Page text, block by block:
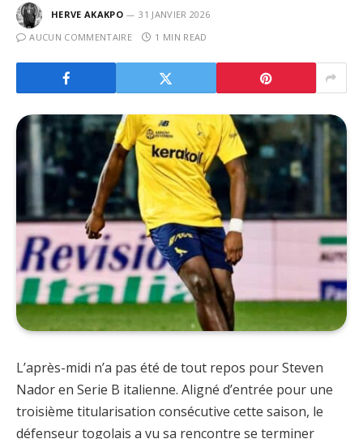
HERVE AKAKPO
31 JANVIER 2026
AUCUN COMMENTAIRE
1 MIN READ
L’après-midi n’a pas été de tout repos pour Steven
Nador en Serie B italienne. Aligné d’entrée pour une
troisième titularisation consécutive cette saison, le
défenseur togolais a vu sa rencontre se terminer